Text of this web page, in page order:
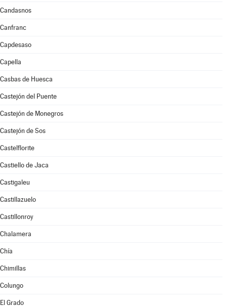
Candasnos
Canfranc
Capdesaso
Capella
Casbas de Huesca
Castejón del Puente
Castejón de Monegros
Castejón de Sos
Castelflorite
Castiello de Jaca
Castigaleu
Castillazuelo
Castillonroy
Chalamera
Chía
Chimillas
Colungo
El Grado